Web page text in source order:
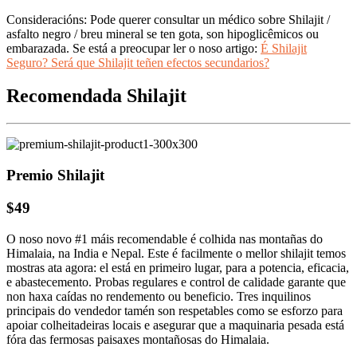
Consideracións: Pode querer consultar un médico sobre Shilajit /
asfalto negro / breu mineral se ten gota, son hipoglicêmicos ou
embarazada. Se está a preocupar ler o noso artigo: É Shilajit
Seguro? Será que Shilajit teñen efectos secundarios?
Recomendada Shilajit
Premio Shilajit
$49
O noso novo #1 máis recomendable é colhida nas montañas do
Himalaia, na India e Nepal. Este é facilmente o mellor shilajit temos
mostras ata agora: el está en primeiro lugar, para a potencia, eficacia,
e abastecemento. Probas regulares e control de calidade garante que
non haxa caídas no rendemento ou beneficio. Tres inquilinos
principais do vendedor tamén son respetables como se esforzo para
apoiar colheitadeiras locais e asegurar que a maquinaria pesada está
fóra das fermosas paisaxes montañosas do Himalaia.